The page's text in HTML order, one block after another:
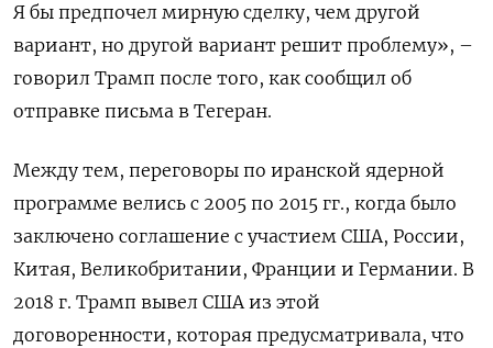
Я бы предпочел мирную сделку, чем другой
вариант, но другой вариант решит проблему», –
говорил Трамп после того, как сообщил об
отправке письма в Тегеран.
Между тем, переговоры по иранской ядерной
программе велись с 2005 по 2015 гг., когда было
заключено соглашение с участием США, России,
Китая, Великобритании, Франции и Германии. В
2018 г. Трамп вывел США из этой
договоренности, которая предусматривала, что